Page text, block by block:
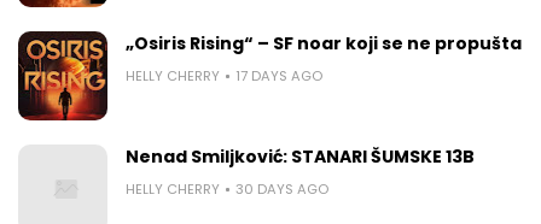
„Osiris Rising“ – SF noar koji se ne propušta
HELLY CHERRY 17 DAYS AGO
Nenad Smiljković: STANARI ŠUMSKE 13B
HELLY CHERRY 30 DAYS AGO